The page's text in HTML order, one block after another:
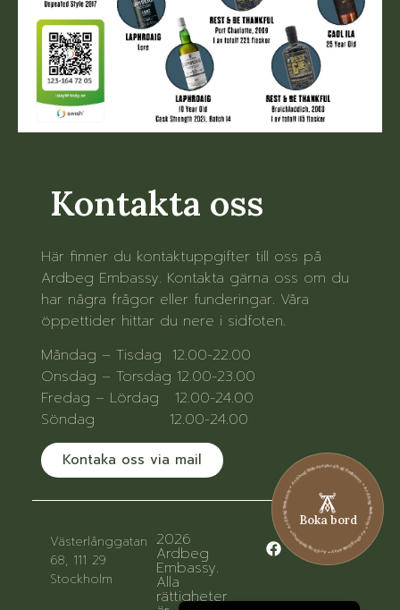
Ardbeg Embassy • Ardbeg Embassy • Ardbeg Embassy • Ardbeg Embassy • Ardbeg Embassy • Ardbeg Embassy
Boka bord
Kontakta oss
Här finner du kontaktuppgifter till oss på
Ardbeg Embassy. Kontakta gärna oss om du
har några frågor eller funderingar. Våra
öppettider hittar du nere i sidfoten.
Måndag – Tisdag 12.00-22.00
Onsdag – Torsdag 12.00-23.00
Fredag – Lördag 12.00-24.00
Söndag 12.00-24.00
Kontaka oss via mail
Västerlånggatan
68, 111 29
Stockholm
2026
Ardbeg
Embassy.
Alla
rättigheter